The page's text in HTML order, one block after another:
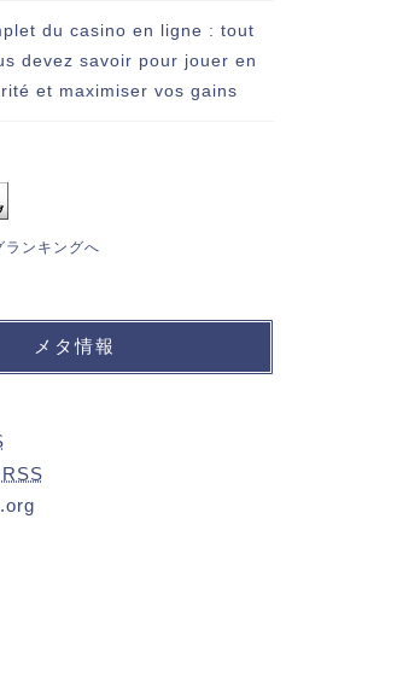
du casino en ligne : tout
devez savoir pour jouer en
et maximiser vos gains
ランキングへ
メタ情報
RSS